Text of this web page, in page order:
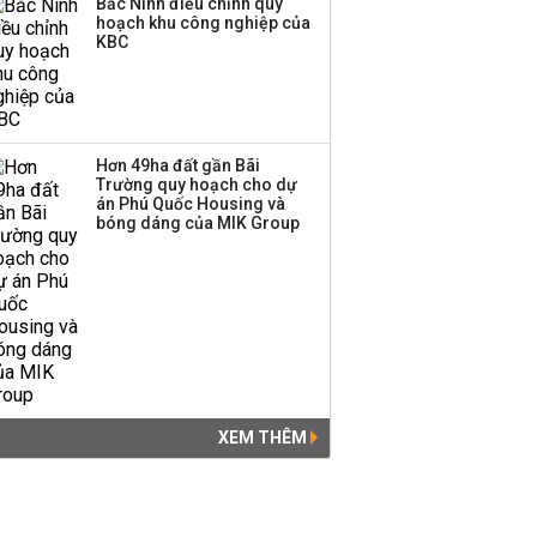
hoạch khu công nghiệp của
KBC
Hơn 49ha đất gần Bãi
Trường quy hoạch cho dự
án Phú Quốc Housing và
bóng dáng của MIK Group
XEM THÊM